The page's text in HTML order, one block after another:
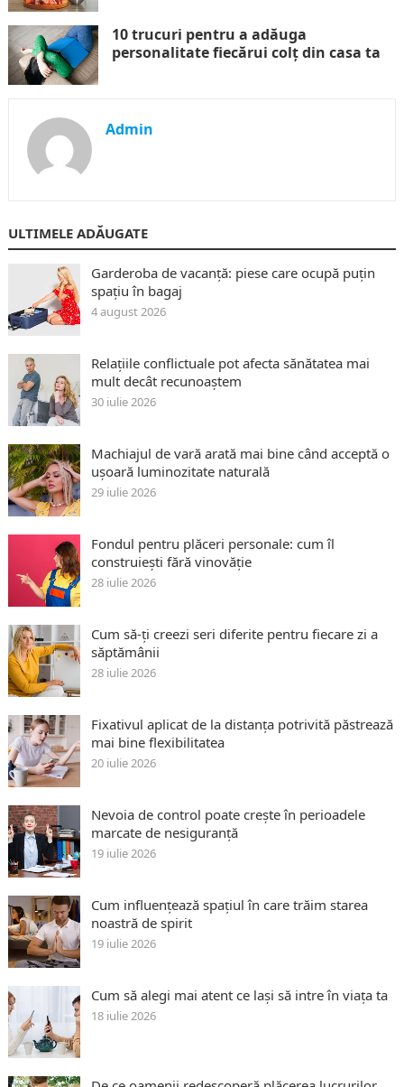
10 trucuri pentru a adăuga
personalitate fiecărui colț din casa ta
Admin
ULTIMELE ADĂUGATE
Garderoba de vacanță: piese care ocupă puțin
spațiu în bagaj
4 august 2026
Relațiile conflictuale pot afecta sănătatea mai
mult decât recunoaștem
30 iulie 2026
Machiajul de vară arată mai bine când acceptă o
ușoară luminozitate naturală
29 iulie 2026
Fondul pentru plăceri personale: cum îl
construiești fără vinovăție
28 iulie 2026
Cum să-ți creezi seri diferite pentru fiecare zi a
săptămânii
28 iulie 2026
Fixativul aplicat de la distanța potrivită păstrează
mai bine flexibilitatea
20 iulie 2026
Nevoia de control poate crește în perioadele
marcate de nesiguranță
19 iulie 2026
Cum influențează spațiul în care trăim starea
noastră de spirit
19 iulie 2026
Cum să alegi mai atent ce lași să intre în viața ta
18 iulie 2026